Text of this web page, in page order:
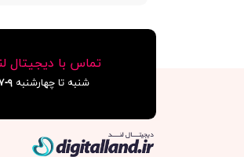
تماس با دیجیتال
شنبه تا چهارشنبه ۹-۱۷